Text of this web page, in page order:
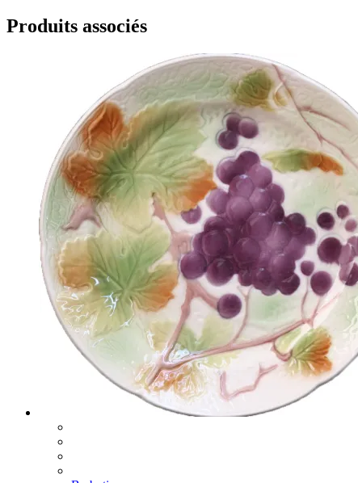
Produits associés